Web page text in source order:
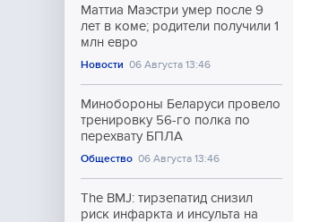
Маттиа Маэстри умер после 9
лет в коме; родители получили 1
млн евро
Новости 06 Августа 13:46
Минобороны Беларуси провело
тренировку 56-го полка по
перехвату БПЛА
Общество 06 Августа 13:46
The BMJ: тирзепатид снизил
риск инфаркта и инсульта на